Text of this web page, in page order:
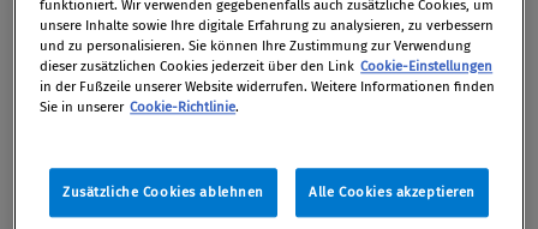
Auf dem Wiener Opernball 2012 war eine
Raucherlounge als „BAT-Raucherlounge“ bezeichnet
worden. BAT steht für British American Tobacco, die
vertreibt. Im Programmheft wurde der Ausdruck
„BAT-Raucherlounge“ ebenfalls verwendet, zudem
funktioniert. Wir verwenden gegebenenfalls auch zusätzliche Cookies, um
unsere Inhalte sowie Ihre digitale Erfahrung zu analysieren, zu verbessern
und zu personalisieren. Sie können Ihre Zustimmung zur Verwendung
dieser zusätzlichen Cookies jederzeit über den Link Cookie-Einstellungen
in der Fußzeile unserer Website widerrufen. Weitere Informationen finden
Sie in unserer Cookie-Richtlinie.
Zusätzliche Cookies ablehnen Alle Cookies akzeptieren